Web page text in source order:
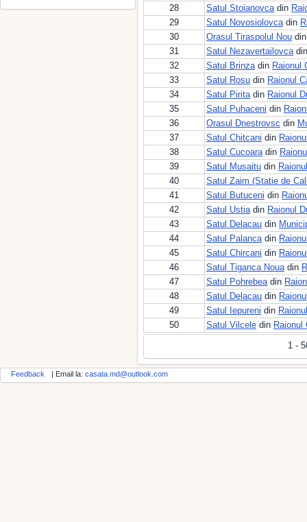
28
Satul Stoianovcadin
29
Satul Novosiolovcadin
30
Orasul Tiraspolul Nou
31
Satul Nezavertailovca
32
Satul Brinzadin Raionul
33
Satul Rosu din Raionul
34
Satul Piritadin Raionul
35
Satul Puhaceni din
36
Orasul Dnestrovsc din
37
Satul Chitcani din
38
Satul Cucoaradin
39
Satul Musaitu din
40
Satul Zaim (Statie de
41
Satul Butuceni din
42
Satul Ustiadin Raionul
43
Satul Delacau din
44
Satul Palancadin
45
Satul Chircani din
46
Satul Tiganca Nouadin
47
Satul Pohrebeadin
48
Satul Delacau din
49
Satul Iepureni din
50
Satul Vilcele din Raionul
1 -
Feedback | Email la: casata.md@outlook.com